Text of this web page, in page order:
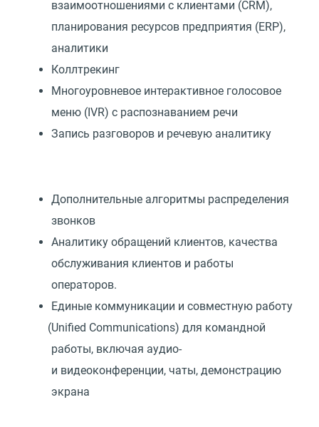
взаимоотношениями с клиентами (CRM),
планирования ресурсов предприятия (ERP),
аналитики
Коллтрекинг
Многоуровневое интерактивное голосовое
меню ( IVR) с распознаванием речи
Запись разговоров и речевую аналитику
Дополнительные алгоритмы распределения
звонков
Аналитику обращений клиентов, качества
обслуживания клиентов и работы
операторов.
Единые коммуникации и совместную работу
(Unified Communications) для командной
работы, включая аудио-
и видеоконференции, чаты, демонстрацию
экрана